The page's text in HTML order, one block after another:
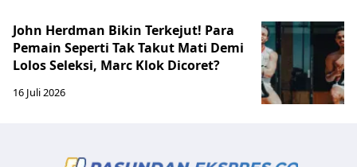
John Herdman Bikin Terkejut! Para
Pemain Seperti Tak Takut Mati Demi
Lolos Seleksi, Marc Klok Dicoret?
16 Juli 2026